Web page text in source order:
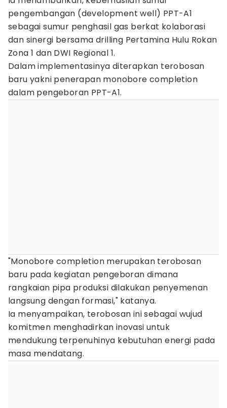
pengembangan (development well) PPT-A1
sebagai sumur penghasil gas berkat kolaborasi
dan sinergi bersama drilling Pertamina Hulu Rokan
Zona 1 dan DWI Regional 1.
Dalam implementasinya diterapkan terobosan
baru yakni penerapan monobore completion
dalam pengeboran PPT-A1.
"Monobore completion merupakan terobosan
baru pada kegiatan pengeboran dimana
rangkaian pipa produksi dilakukan penyemenan
langsung dengan formasi," katanya.
Ia menyampaikan, terobosan ini sebagai wujud
komitmen menghadirkan inovasi untuk
mendukung terpenuhinya kebutuhan energi pada
masa mendatang.